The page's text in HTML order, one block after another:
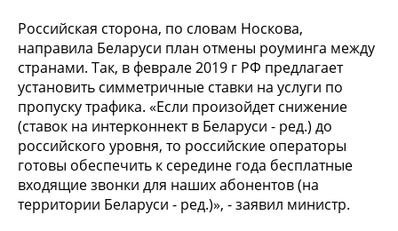
Российская сторона, по словам Носкова,
направила Беларуси план отмены роуминга между
странами. Так, в феврале 2019 г РФ предлагает
установить симметричные ставки на услуги по
пропуску трафика. «Если произойдет снижение
(ставок на интерконнект в Беларуси - ред.) до
российского уровня, то российские операторы
готовы обеспечить к середине года бесплатные
входящие звонки для наших абонентов (на
территории Беларуси - ред.)», - заявил министр.